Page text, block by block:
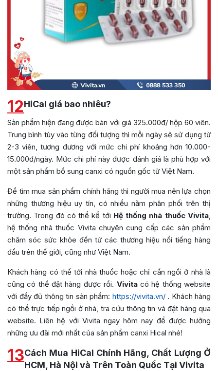
12HiCal giá bao nhiêu?
Sản phẩm hiện đang được bán với giá 325.000đ/ hộp 60 viên.
Trung bình tùy vào từng đối tượng thì mỗi ngày sẽ sử dụng từ
2-3 viên, tương đương với mức chi phí khoảng hơn 10.000-
15.000đ/ngày. Mức chi phí này được đánh giá là phù hợp với
một sản phẩm bổ sung canxi có nguồn gốc từ Việt Nam.
Để tìm mua sản phẩm chính hãng thì người mua nên lựa chọn
những thương hiệu uy tín, có nhiều năm phân phối trên thị
trường. Trong đó có thể kể tới Hệ thống nhà thuốc Vivita,
hệ thống nhà thuốc Vivita chuyên cung cấp các sản phẩm
chăm sóc sức khỏe đến từ các thương hiệu nổi tiếng hàng
đầu trên thế giới, cũng như Việt Nam.
Khách hàng có thể tới nhà thuốc hoặc chỉ cần ngồi ở nhà là
cũng có thể đặt hàng được rồi. Vivita có hệ thống website
với đầy đủ thông tin sản phẩm: https://vivita.vn/. Khách hàng
có thể trực tiếp ngồi ở nhà, tra cứu thông tin và đặt hàng qua
website. Liên hệ với Vivita ngay hôm nay để được hưởng
những ưu đãi mới nhất của sản phẩm canxi Hical nhé!
13Cách Mua HiCal Chính Hãng, Chất Lượng Ở
HCM, Hà Nội và Trên Toàn Quốc Tại Vivita